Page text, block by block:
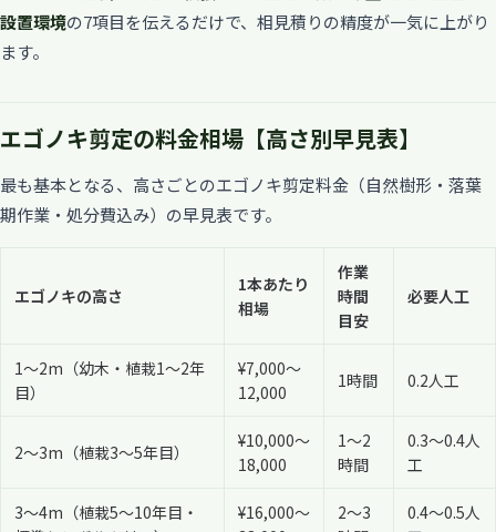
設置環境の7項目を伝えるだけで、相見積りの精度が一気に上がり
ます。
エゴノキ剪定の料金相場【高さ別早見表】
最も基本となる、高さごとのエゴノキ剪定料金（自然樹形・落葉
期作業・処分費込み）の早見表です。
エゴノキの高さ
1本あたり
相場
作業
時間
目安
必要人工
1〜2m（幼木・植栽1〜2年
目）
¥7,000〜
12,000
1時間 0.2人工
2〜3m（植栽3〜5年目）
¥10,000〜
18,000
1〜2
時間
0.3〜0.4人
工
3〜4m（植栽5〜10年目・
¥16,000〜
2〜3
0.4〜0.5人